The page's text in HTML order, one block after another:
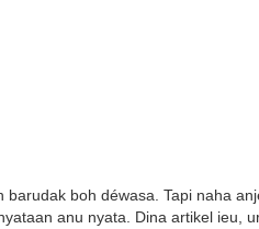
boh déwasa. Tapi naha
anu nyata. Dina artikel